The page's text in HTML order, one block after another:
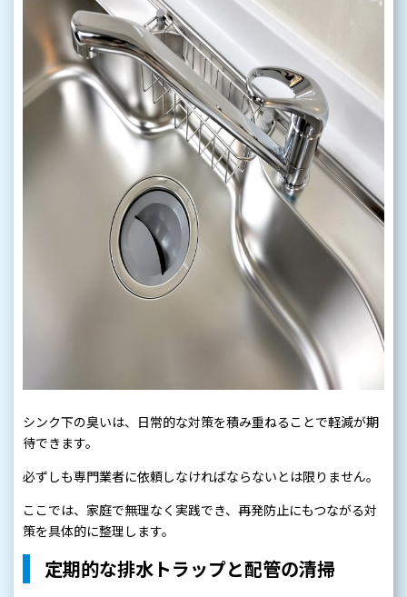
シンク下の臭いは、日常的な対策を積み重ねることで軽減が期
待できます。
必ずしも専門業者に依頼しなければならないとは限りません。
ここでは、家庭で無理なく実践でき、再発防止にもつながる対
策を具体的に整理します。
定期的な排水トラップと配管の清掃